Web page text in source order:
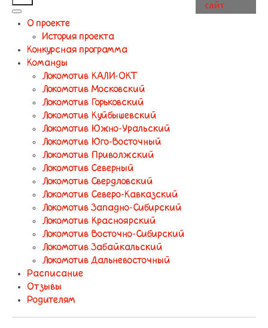
О проекте
История проекта
Конкурсная программа
Команды
Локомотив КАЛИ-ОКТ
Локомотив Московский
Локомотив Горьковский
Локомотив Куйбышевский
Локомотив Южно-Уральский
Локомотив Юго-Восточный
Локомотив Приволжский
Локомотив Северный
Локомотив Свердловский
Локомотив Северо-Кавказский
Локомотив Западно-Сибирский
Локомотив Красноярский
Локомотив Восточно-Сибирский
Локомотив Забайкальский
Локомотив Дальневосточный
Расписание
Отзывы
Родителям
сайт